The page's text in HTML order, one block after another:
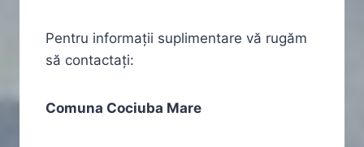
Pentru informaţii suplimentare vă rugăm
să contactaţi:
Comuna Cociuba Mare